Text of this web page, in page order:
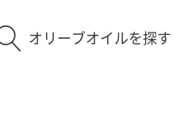
オリーブオイルを探す